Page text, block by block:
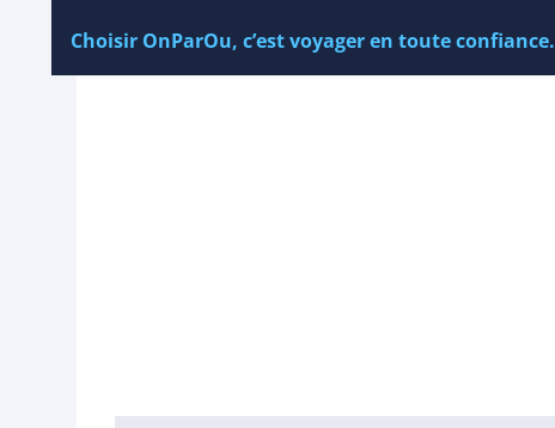
Choisir OnParOu, c’est voyager en toute confiance.